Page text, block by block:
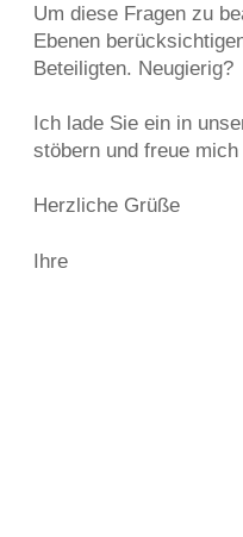
Um diese Fragen zu
Ebenen
Beteiligten. Neugierig?
Ich lade Sie ein in
stöbern und freue
Herzliche Grüße
Ihre